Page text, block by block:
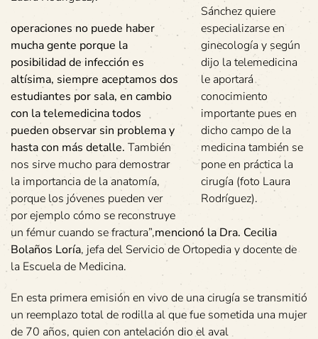
Sánchez quiere
especializarse en
ginecología y según
dijo la telemedicina
le aportará
conocimiento
importante pues en
dicho campo de la
medicina también se
pone en práctica la
cirugía (foto Laura
Rodríguez).
operaciones no puede haber
mucha gente porque la
posibilidad de infección es
altísima, siempre aceptamos dos
estudiantes por sala, en cambio
con la telemedicina todos
pueden observar sin problema y
hasta con más detalle. También
nos sirve mucho para demostrar
la importancia de la anatomía,
porque los jóvenes pueden ver
por ejemplo cómo se reconstruye
un fémur cuando se fractura”,mencionó la Dra. Cecilia
Bolaños Loría, jefa del Servicio de Ortopedia y docente de
la Escuela de Medicina.
En esta primera emisión en vivo de una cirugía se transmitió
un reemplazo total de rodilla al que fue sometida una mujer
de 70 años, quien con antelación dio el aval